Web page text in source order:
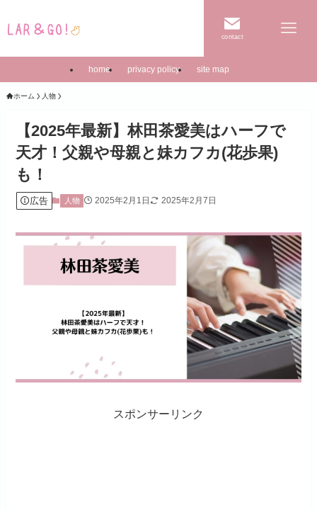
contact
home privacy policy site map
ホーム 人物
【2025年最新】林田茶愛美はハーフで
天才！父親や母親と妹カフカ(花歩果)
も！
広告 人物 2025年2月1日 2025年2月7日
スポンサーリンク